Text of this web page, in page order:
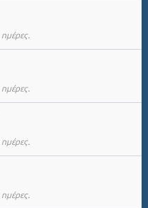
ημέρες.
ημέρες.
ημέρες.
ημέρες.